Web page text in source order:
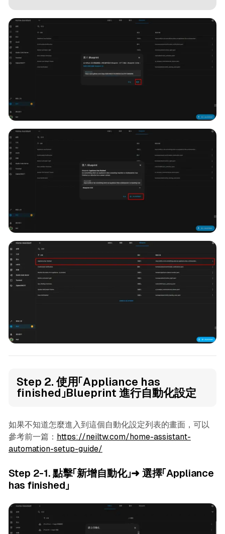
Step 2. 使用「Appliance has
finished」Blueprint 進行自動化設定
如果不知道怎麼進入到這個自動化設定列表的畫面，可以
參考前一篇： https://neiltw.com/home-assistant-
automation-setup-guide/
Step 2-1. 點擊「新增自動化」➜ 選擇「Appliance
has finished」